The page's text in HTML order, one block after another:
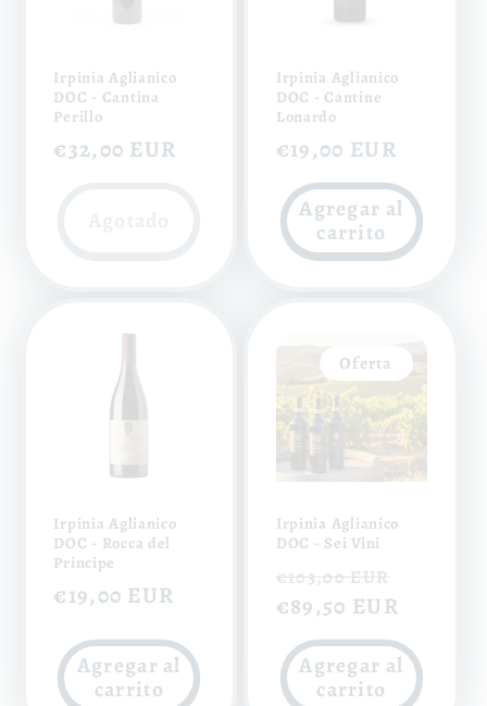
Irpinia Aglianico
DOC - Cantina
Perillo
Precio
€32,00 EUR
Irpinia Aglianico
DOC - Cantine
Lonardo
Precio
habitual
€19,00 EUR
Agregar al
carrito
Irpinia Aglianico
DOC - Rocca del
Principe
Precio
€19,00 EUR
Agregar al
carrito
Oferta
Irpinia Aglianico
DOC - Sei Vini
Precio
habitual
€103,00 EUR
€89,50 EUR
Agregar al
carrito